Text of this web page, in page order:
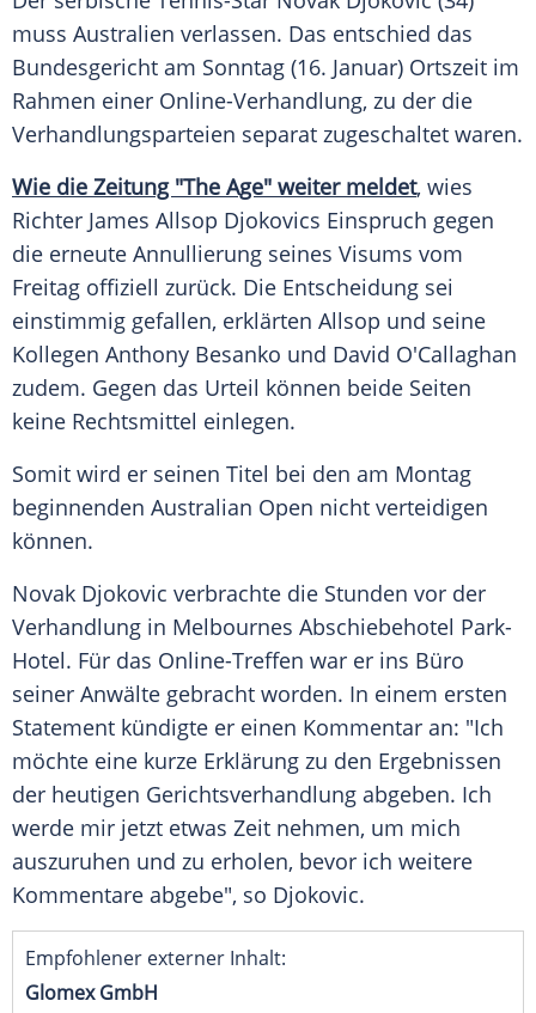
muss Australien verlassen. Das entschied das
Bundesgericht am Sonntag (16. Januar) Ortszeit im
Rahmen einer Online-Verhandlung, zu der die
Verhandlungsparteien separat zugeschaltet waren.
Wie die Zeitung "The Age" weiter meldet, wies
Richter James Allsop Djokovics Einspruch gegen
die erneute Annullierung seines Visums vom
Freitag offiziell zurück. Die Entscheidung sei
einstimmig gefallen, erklärten Allsop und seine
Kollegen Anthony Besanko und David O'Callaghan
zudem. Gegen das Urteil können beide Seiten
keine Rechtsmittel einlegen.
Somit wird er seinen Titel bei den am Montag
beginnenden Australian Open nicht verteidigen
können.
Novak Djokovic verbrachte die Stunden vor der
Verhandlung in Melbournes Abschiebehotel Park-
Hotel. Für das Online-Treffen war er ins Büro
seiner Anwälte gebracht worden. In einem ersten
Statement kündigte er einen Kommentar an: "Ich
möchte eine kurze Erklärung zu den Ergebnissen
der heutigen Gerichtsverhandlung abgeben. Ich
werde mir jetzt etwas Zeit nehmen, um mich
auszuruhen und zu erholen, bevor ich weitere
Kommentare abgebe", so Djokovic.
Empfohlener externer Inhalt:
Glomex GmbH